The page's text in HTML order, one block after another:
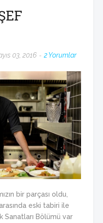
03, 2016 2 Yorumlar
bir parçası oldu,
eski tabiri ile
Sanatları Bölümü var